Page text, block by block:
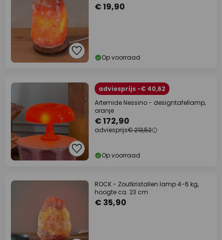
€ 19,90
Op voorraad
adviesprijs -€ 40,62
Artemide Nessino - designtafellamp,
oranje
€ 172,90
adviesprijs€ 213,52
Op voorraad
ROCK - Zoutkristallen lamp 4-6 kg,
hoogte ca. 23 cm
€ 35,90